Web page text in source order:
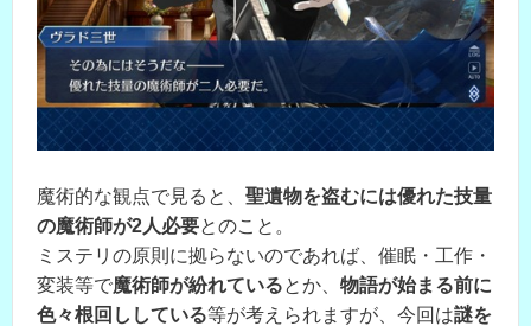
魔術的な観点で見ると、 聖遺物を盗むには優れた技量
の魔術師が2人必要とのこと。
ミステリの原則に拠らないのであれば、催眠・工作・
変装等で魔術師が紛れているとか、 物語が始まる前に
色々根回ししている等が考えられますが、今回は謎を